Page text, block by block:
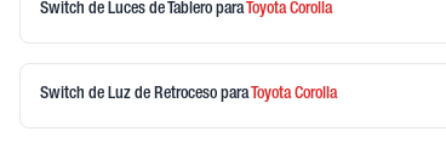
Switch de Luces de Tablero para ToyotaCorolla
Switch de Luz de Retroceso para ToyotaCorolla